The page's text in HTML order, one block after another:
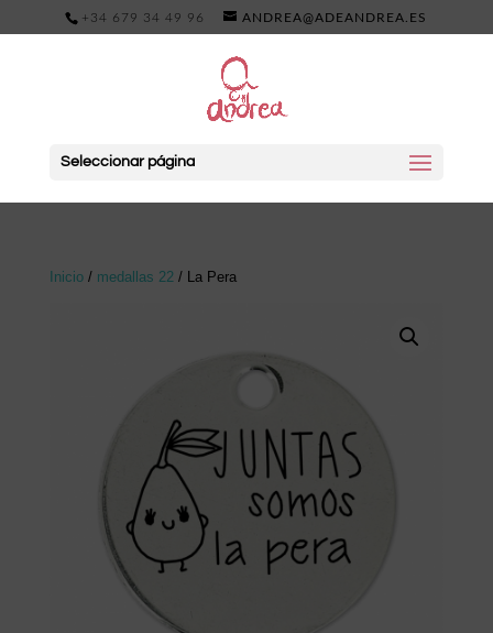
+34 679 34 49 96 ANDREA@ADEANDREA.ES
Seleccionar página
Inicio/ medallas 22/ La Pera